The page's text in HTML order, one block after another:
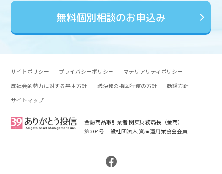
無料個別相談のお申込み
サイトポリシー プライバシーポリシー
マテリアリティポリシー
反社会的勢力に対する基本方針
議決権の指図行使の方針
勧誘方針
サイトマップ
金融商品取引業者 関東財務局長（金商）
第304号 一般社団法人 資産運用業協会会員